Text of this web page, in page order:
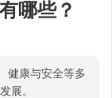
哪些？
健康与安全等多
展。